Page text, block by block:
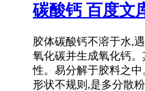
碳酸钙 百度文
胶体碳酸钙不溶于水,
氧化碳并生成氧化钙
性。易分解于胶料之
形状不规则,是多分散